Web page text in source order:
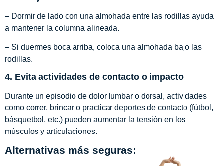
– Dormir de lado con una almohada entre las rodillas ayuda
a mantener la columna alineada.
– Si duermes boca arriba, coloca una almohada bajo las
rodillas.
4. Evita actividades de contacto o impacto
Durante un episodio de dolor lumbar o dorsal, actividades
como correr, brincar o practicar deportes de contacto (fútbol,
básquetbol, etc.) pueden aumentar la tensión en los
músculos y articulaciones.
Alternativas más seguras: